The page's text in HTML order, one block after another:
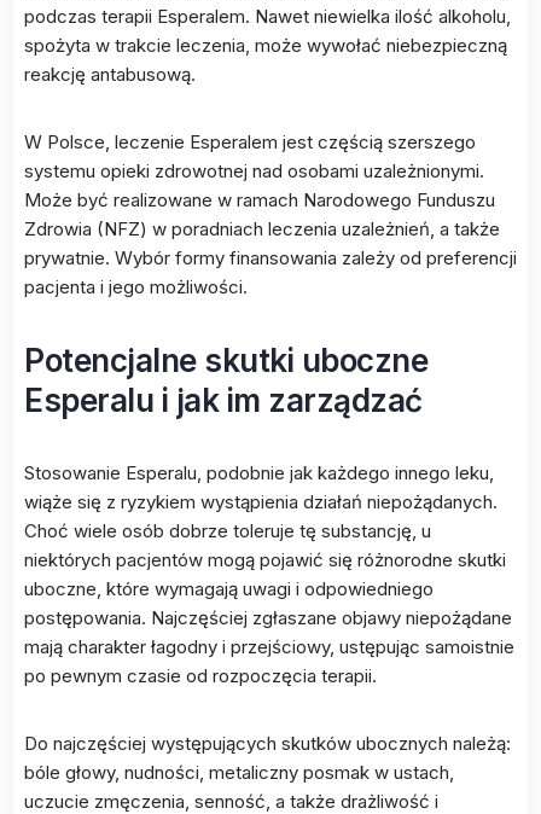
podczas terapii Esperalem. Nawet niewielka ilość alkoholu,
spożyta w trakcie leczenia, może wywołać niebezpieczną
reakcję antabusową.
W Polsce, leczenie Esperalem jest częścią szerszego
systemu opieki zdrowotnej nad osobami uzależnionymi.
Może być realizowane w ramach Narodowego Funduszu
Zdrowia (NFZ) w poradniach leczenia uzależnień, a także
prywatnie. Wybór formy finansowania zależy od preferencji
pacjenta i jego możliwości.
Potencjalne skutki uboczne
Esperalu i jak im zarządzać
Stosowanie Esperalu, podobnie jak każdego innego leku,
wiąże się z ryzykiem wystąpienia działań niepożądanych.
Choć wiele osób dobrze toleruje tę substancję, u
niektórych pacjentów mogą pojawić się różnorodne skutki
uboczne, które wymagają uwagi i odpowiedniego
postępowania. Najczęściej zgłaszane objawy niepożądane
mają charakter łagodny i przejściowy, ustępując samoistnie
po pewnym czasie od rozpoczęcia terapii.
Do najczęściej występujących skutków ubocznych należą:
bóle głowy, nudności, metaliczny posmak w ustach,
uczucie zmęczenia, senność, a także drażliwość i